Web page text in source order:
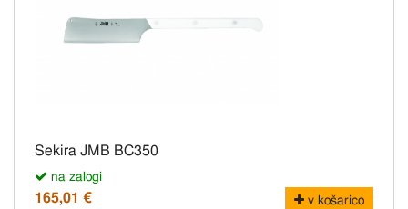
Sekira JMB BC350
na zalogi
165,01 € v košarico